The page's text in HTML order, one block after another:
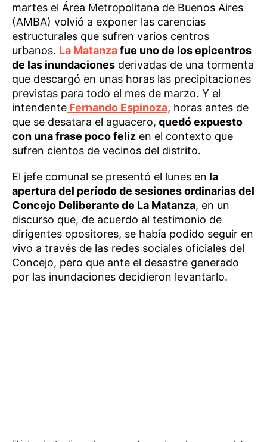
martes el Área Metropolitana de Buenos Aires
(AMBA) volvió a exponer las carencias
estructurales que sufren varios centros
urbanos. La Matanzafue uno de los epicentros
de las inundaciones derivadas de una tormenta
que descargó en unas horas las precipitaciones
previstas para todo el mes de marzo. Y el
intendente Fernando Espinoza, horas antes de
que se desatara el aguacero, quedó expuesto
con una frase poco feliz en el contexto que
sufren cientos de vecinos del distrito.
El jefe comunal se presentó el lunes en la
apertura del período de sesiones ordinarias del
Concejo Deliberante de La Matanza, en un
discurso que, de acuerdo al testimonio de
dirigentes opositores, se había podido seguir en
vivo a través de las redes sociales oficiales del
Concejo, pero que ante el desastre generado
por las inundaciones decidieron levantarlo.